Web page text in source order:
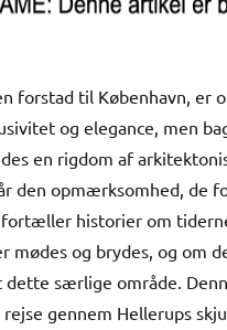
forstad til København, er
og elegance, men
en rigdom af
den opmærksomhed, de
historier om
mødes og brydes, og om
dette særlige område.
rejse gennem Hellerups